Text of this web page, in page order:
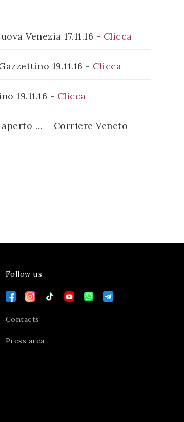
Venezia 17.11.16 - Clicca
19.11.16 - Clicca
19.11.16 - Clicca
aperto … – Corriere Veneto
Follow us
Contacts
Press area